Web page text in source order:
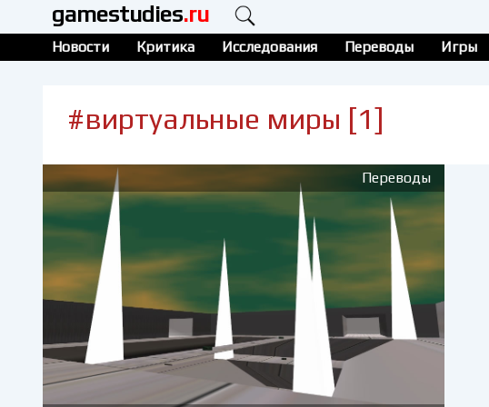
gamestudies.ru
Новости Критика Исследования Переводы Игры
#виртуальные миры [1]
Переводы